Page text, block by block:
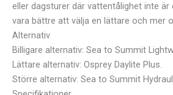
eller dagsturer där vattentålighet inte är
vara bättre att välja en lättare och mer
Alternativ
Billigare alternativ: Sea to Summit
Lättare alternativ: Osprey Daylite Plus.
Större alternativ: Sea to Summit